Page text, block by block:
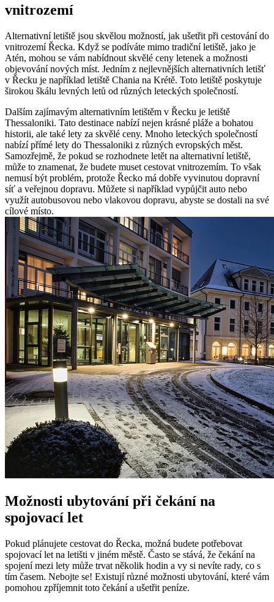
vnitrozemí
Alternativní letiště jsou skvělou možností, jak ušetřit při cestování do
vnitrozemí Řecka. Když se podíváte mimo tradiční letiště, jako je
Atén, mohou se vám nabídnout skvělé ceny letenek a možnosti
objevování nových míst. Jedním z nejlevnějších alternativních letišť
v Řecku je například letiště Chania na Krétě. Toto letiště poskytuje
širokou škálu levných letů od různých leteckých společností.
Dalším zajímavým alternativním letištěm v Řecku je letiště
Thessaloniki. Tato destinace nabízí nejen krásné pláže a bohatou
historii, ale také lety za skvělé ceny. Mnoho leteckých společností
nabízí přímé lety do Thessaloniki z různých evropských měst.
Samozřejmě, že pokud se rozhodnete letět na alternativní letiště,
může to znamenat, že budete muset cestovat vnitrozemím. To však
nemusí být problém, protože Řecko má dobře vyvinutou dopravní
síť a veřejnou dopravu. Můžete si například vypůjčit auto nebo
využít autobusovou nebo vlakovou dopravu, abyste se dostali na své
cílové místo.
Možnosti ubytování při čekání na
spojovací let
Pokud plánujete cestovat do Řecka, možná budete potřebovat
spojovací let na letišti v jiném městě. Často se stává, že čekání na
spojení mezi lety může trvat několik hodin a vy si nevíte rady, co s
tím časem. Nebojte se! Existují různé možnosti ubytování, které vám
pomohou zpříjemnit toto čekání a ušetřit peníze.